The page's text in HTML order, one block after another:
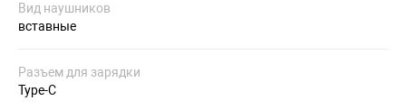
Вид наушников
вставные
Разъем для зарядки
Type-C